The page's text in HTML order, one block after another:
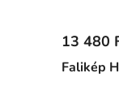
Falikép
13 480